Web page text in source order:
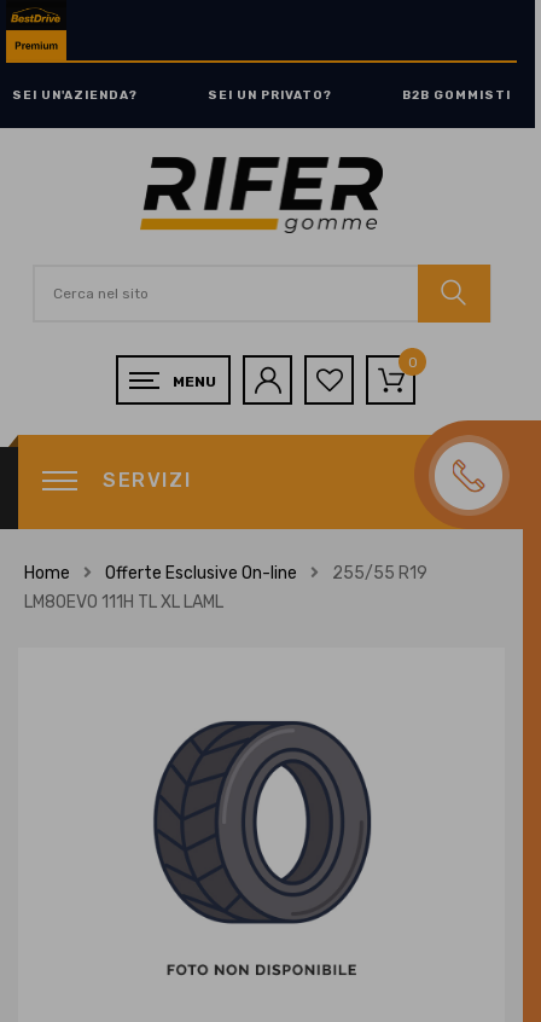
SEI UN'AZIENDA? SEI UN PRIVATO? B2B GOMMISTI
0
SERVIZI
Home Offerte Esclusive On-line
255/55 R19
LM80EVO 111H TL XL LAML